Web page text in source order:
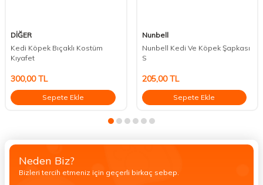
DİĞER
Kedi Köpek Bıçaklı Kostüm
Kıyafet
300,00TL
Sepete Ekle
Nunbell
Nunbell Kedi Ve Köpek Şapkası
S
205,00TL
Sepete Ekle
Neden Biz?
Bizleri tercih etmeniz için geçerli birkaç sebep.